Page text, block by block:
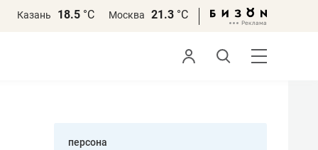
Казань 18.5 °С Москва 21.3 °С
персона